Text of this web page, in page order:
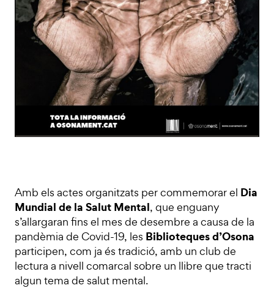
Amb els actes organitzats per commemorar el Dia
Mundial de la Salut Mental, que enguany
s’allargaran fins el mes de desembre a causa de la
pandèmia de Covid-19, les Biblioteques d’Osona
participen, com ja és tradició, amb un club de
lectura a nivell comarcal sobre un llibre que tracti
algun tema de salut mental.